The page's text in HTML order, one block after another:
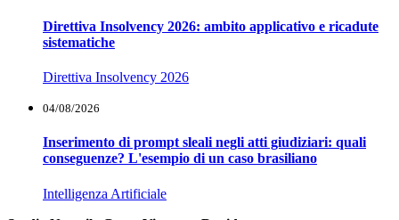
Direttiva Insolvency 2026: ambito applicativo e ricadute
sistematiche
Direttiva Insolvency 2026
04/08/2026
Inserimento di prompt sleali negli atti giudiziari: quali
conseguenze? L'esempio di un caso brasiliano
Intelligenza Artificiale